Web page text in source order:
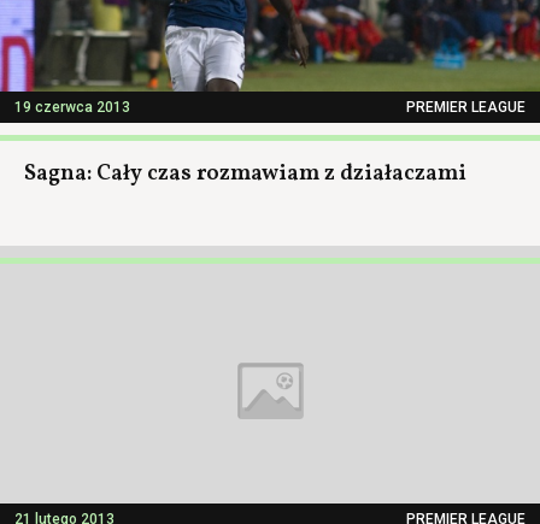
19 czerwca 2013 PREMIER LEAGUE
Sagna: Cały czas rozmawiam z działaczami
21 lutego 2013 PREMIER LEAGUE